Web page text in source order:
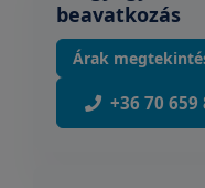
beavatkozás
Árak
+36 70 659